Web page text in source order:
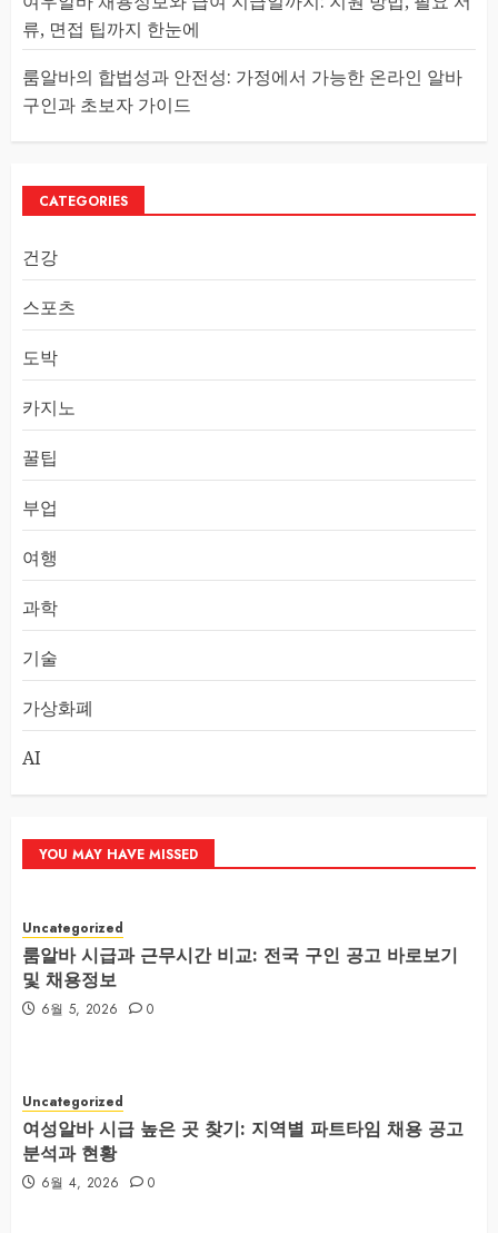
류, 면접 팁까지 한눈에
룸알바의 합법성과 안전성: 가정에서 가능한 온라인 알바
구인과 초보자 가이드
CATEGORIES
건강
스포츠
도박
카지노
꿀팁
부업
여행
과학
기술
가상화폐
AI
YOU MAY HAVE MISSED
Uncategorized
룸알바 시급과 근무시간 비교: 전국 구인 공고 바로보기
및 채용정보
6월 5, 2026 0
Uncategorized
여성알바 시급 높은 곳 찾기: 지역별 파트타임 채용 공고
분석과 현황
6월 4, 2026 0